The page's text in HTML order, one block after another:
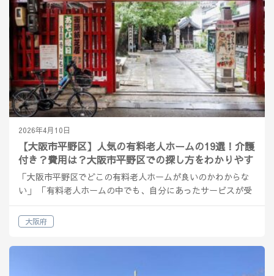
2026年4月10日
【大阪市平野区】人気の有料老人ホームの19選！介護
付き？費用は？大阪市平野区での探し方をわかりやす
く解説
「大阪市平野区でどこの有料老人ホームが良いのかわからな
い」 「有料老人ホームの中でも、自分にあったサービスが受
す。 大阪市平野区の有料老人ホームの概要 大阪市平野区…
大阪府